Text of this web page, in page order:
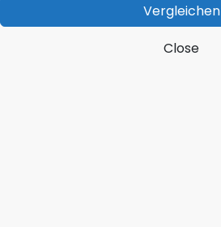
Vergleichen
Close